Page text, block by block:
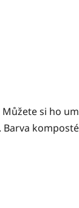
si ho